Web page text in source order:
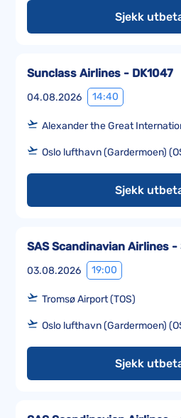
Sjekk
04.08.2026 14:40
Sunclass Airlines - DK1047
Alexander the Great
Oslo lufthavn (Gardermoen)
Sjekk
03.08.2026 19:00
SAS Scandinavian Airlines -
Tromsø Airport (TOS)
Oslo lufthavn (Gardermoen)
Sjekk